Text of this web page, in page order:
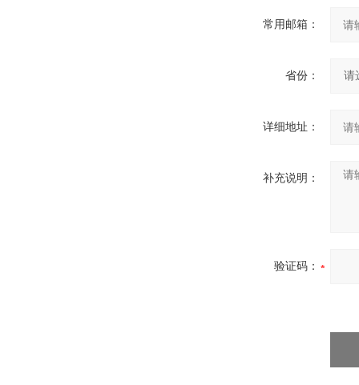
常用邮箱：
省份：
详细地址：
补充说明：
验证码：